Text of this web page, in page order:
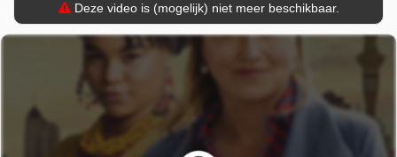
Deze video is (mogelijk) niet meer beschikbaar.